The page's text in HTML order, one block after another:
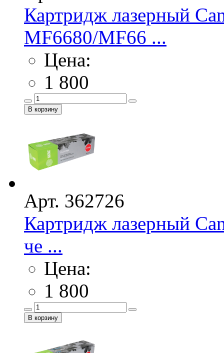
Картридж лазерный
MF6680/MF66 ...
Цена:
1 800
Арт. 362726
Картридж лазерный
че ...
Цена:
1 800